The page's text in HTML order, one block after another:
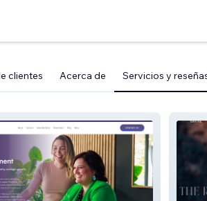
clientes Acerca de Servicios y